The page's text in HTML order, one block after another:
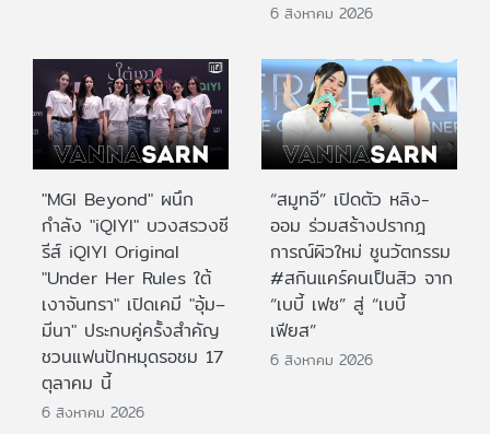
6 สิงหาคม 2026
"MGI Beyond" ผนึก
กำลัง "iQIYI" บวงสรวงซี
รีส์ iQIYI Original
"Under Her Rules ใต้
เงาจันทรา" เปิดเคมี "อุ้ม–
มีนา" ประกบคู่ครั้งสำคัญ
ชวนแฟนปักหมุดรอชม 17
ตุลาคม นี้
6 สิงหาคม 2026
“สมูทอี” เปิดตัว หลิง-
ออม ร่วมสร้างปรากฎ
การณ์ผิวใหม่ ชูนวัตกรรม
#สกินแคร์คนเป็นสิว จาก
“เบบี้ เฟซ” สู่ “เบบี้
เฟียส”
6 สิงหาคม 2026